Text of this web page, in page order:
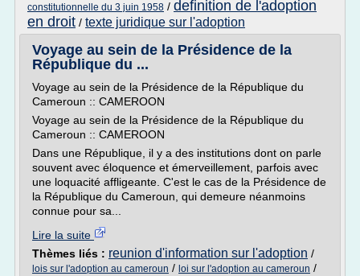
constitutionnelle du 3 juin 1958 / definition de l'adoption
en droit / texte juridique sur l'adoption
Voyage au sein de la Présidence de la
République du ...
Voyage au sein de la Présidence de la République du
Cameroun :: CAMEROON
Voyage au sein de la Présidence de la République du
Cameroun :: CAMEROON
Dans une République, il y a des institutions dont on parle
souvent avec éloquence et émerveillement, parfois avec
une loquacité affligeante. C'est le cas de la Présidence de
la République du Cameroun, qui demeure néanmoins
connue pour sa...
Lire la suite
Thèmes liés : reunion d'information sur l'adoption /
lois sur l'adoption au cameroun / loi sur l'adoption au cameroun /